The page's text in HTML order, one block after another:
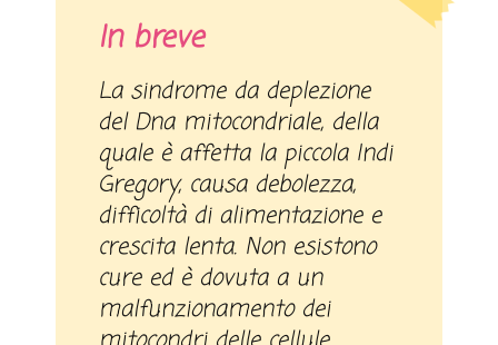
In breve
La sindrome da deplezione
del Dna mitocondriale, della
quale è affetta la piccola Indi
Gregory, causa debolezza,
difficoltà di alimentazione e
crescita lenta. Non esistono
cure ed è dovuta a un
malfunzionamento dei